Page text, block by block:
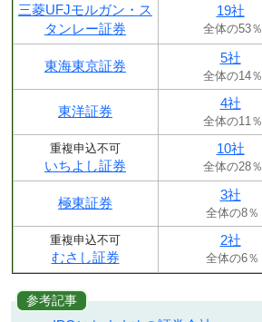
三菱UFJモルガン・ス
タンレー証券
19社
全体の53％
東海東京証券
5社
全体の14％
東洋証券
4社
全体の11％
重複申込不可
いちよし証券
10社
全体の28％
極東証券
3社
全体の8％
重複申込不可
むさし証券
2社
全体の6％
参考記事